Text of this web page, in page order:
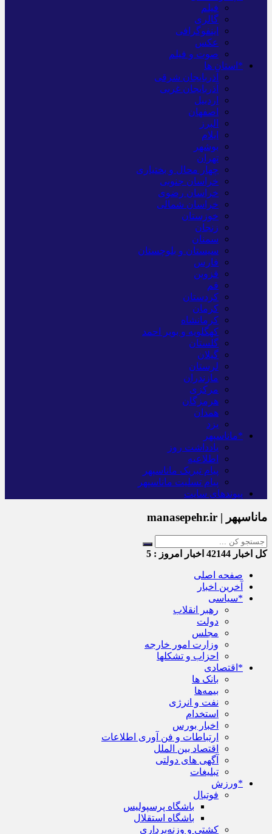
فیلم
گالری
اینفوگرافی
عکس
صوت و فیلم
*استان ها
آذربایجان شرقی
آذربایجان غربی
اردبیل
اصفهان
البرز
ایلام
بوشهر
تهران
چهار محال و بختیاری
خراسان جنوبی
خراسان رضوی
خراسان شمالی
خوزستان
زنجان
سمنان
سیستان و بلوچستان
فارس
قزوین
قم
کردستان
کرمان
کرمانشاه
کهگلویه و بویر احمد
گلستان
گیلان
لرستان
مازندران
مرکزی
هرمزگان
همدان
یزد
*ماناسپهر
یادداشت روز
اطلاعیه
پیام تبریک ماناسپهر
پیام تسلیت ماناسپهر
پیوندهای سایت
ماناسپهر | manasepehr.ir
کل اخبار اخبار امروز : 5
صفحه اصلی
آخرین اخبار
*سیاسی
رهبر انقلاب
دولت
مجلس
وزارت امور خارجه
احزاب و تشکلها
*اقتصادی
بانک ها
بیمه‌ها
نفت و انرژی
استخدام
اخبار بورس
ارتباطات و فن آوری اطلاعات
اقتصاد بین الملل
آگهی های دولتی
تبلیغات
*ورزش
فوتبال
باشگاه پرسپولیس
باشگاه استقلال
کشتی و وزنه‌برداری